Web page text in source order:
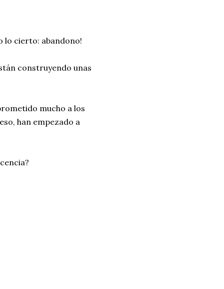
lo cierto: abandono!
construyendo unas
mucho a los
han empezado a